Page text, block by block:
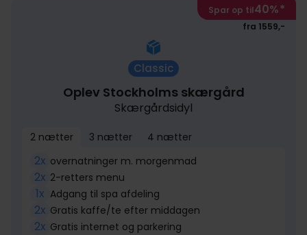
Spar op til40%*
fra 1559,-
Classic
Oplev Stockholms skærgård
Skærgårdsidyl
2 nætter 3 nætter 4 nætter
2x overnatninger m. morgenmad
2x 2-retters menu
1x Adgang til spa afdeling
2x Gratis kaffe/te efter middagen
2x Gratis internet og parkering